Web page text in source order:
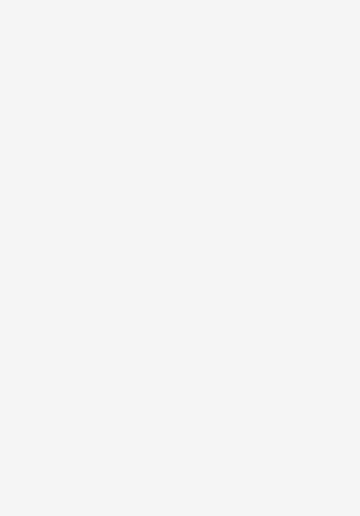
– Rà soát lại toàn
, lượng
cao cấp sẽ tiết kiệm được 1/3 lượng
săn hoa ấy. Người ta bảo Hà Giang 4 mùa đều đẹp, và